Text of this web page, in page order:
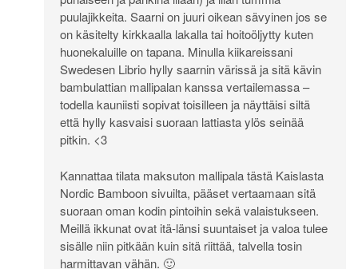
puulajikkeita. Saarni on juuri oikean sävyinen jos se
on käsitelty kirkkaalla lakalla tai hoitoöljytty kuten
huonekaluille on tapana. Minulla kiikareissani
Swedesen Librio hylly saarnin värissä ja sitä kävin
bambulattian mallipalan kanssa vertailemassa –
todella kauniisti sopivat toisilleen ja näyttäisi siltä
että hylly kasvaisi suoraan lattiasta ylös seinää
pitkin. <3
Kannattaa tilata maksuton mallipala tästä Kaislasta
Nordic Bamboon sivuilta, pääset vertaamaan sitä
suoraan oman kodin pintoihin sekä valaistukseen.
Meillä ikkunat ovat itä-länsi suuntaiset ja valoa tulee
sisälle niin pitkään kuin sitä riittää, talvella tosin
harmittavan vähän. 🙂